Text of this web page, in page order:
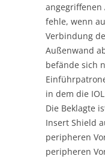
fehle, wenn
Verbindung
Außenwand
befände sich
in dem die
Die Beklagte
Insert Shield
peripheren
peripheren